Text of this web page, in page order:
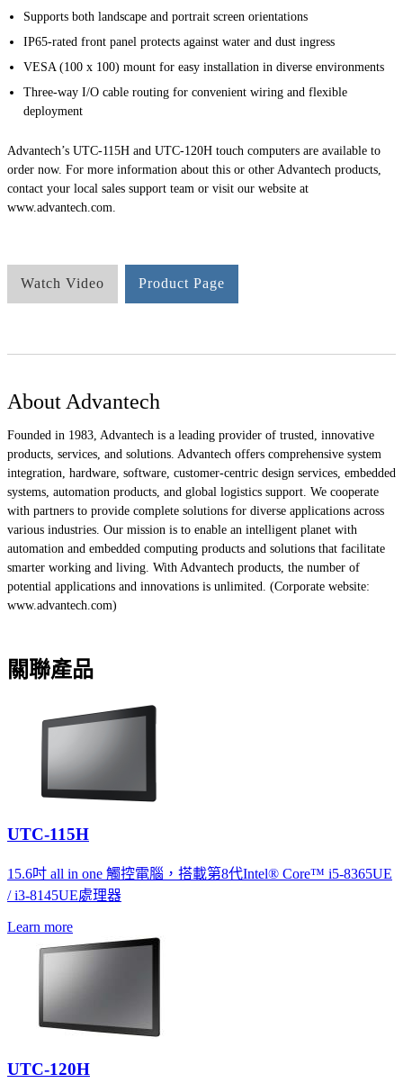
Supports both landscape and portrait screen orientations
IP65-rated front panel protects against water and dust ingress
VESA (100 x 100) mount for easy installation in diverse environments
Three-way I/O cable routing for convenient wiring and flexible
deployment
Advantech’s UTC-115H and UTC-120H touch computers are available to
order now. For more information about this or other Advantech products,
contact your local sales support team or visit our website at
www.advantech.com.
Watch Video Product Page
About Advantech
Founded in 1983, Advantech is a leading provider of trusted, innovative
products, services, and solutions. Advantech offers comprehensive system
integration, hardware, software, customer-centric design services, embedded
systems, automation products, and global logistics support. We cooperate
with partners to provide complete solutions for diverse applications across
various industries. Our mission is to enable an intelligent planet with
automation and embedded computing products and solutions that facilitate
smarter working and living. With Advantech products, the number of
potential applications and innovations is unlimited. (Corporate website:
www.advantech.com)
關聯產品
UTC-115H
15.6吋 all in one 觸控電腦，搭載第8代Intel® Core™ i5-8365UE
/ i3-8145UE處理器
Learn more
UTC-120H